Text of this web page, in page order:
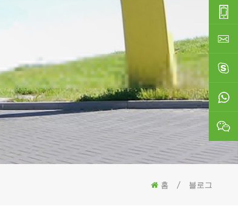
홈 / 블로그
0086-
0592-